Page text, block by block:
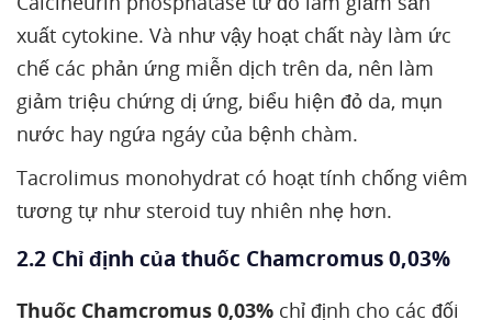
xuất cytokine. Và như vậy hoạt chất này làm ức
chế các phản ứng miễn dịch trên da, nên làm
giảm triệu chứng dị ứng, biểu hiện đỏ da, mụn
nước hay ngứa ngáy của bệnh chàm.
Tacrolimus monohydrat có hoạt tính chống viêm
tương tự như steroid tuy nhiên nhẹ hơn.
2.2 Chỉ định của thuốc Chamcromus 0,03%
Thuốc Chamcromus 0,03% chỉ định cho các đối